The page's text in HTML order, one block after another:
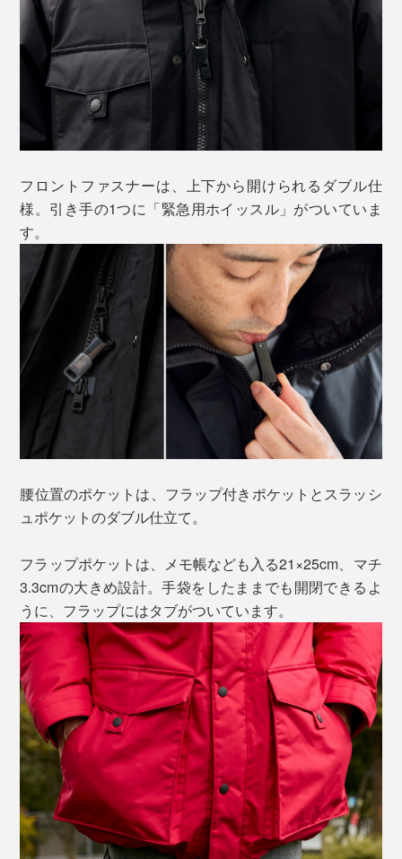
フロントファスナーは、上下から開けられるダブル仕
様。引き手の1つに「緊急用ホイッスル」がついていま
す。
腰位置のポケットは、フラップ付きポケットとスラッシ
ュポケットのダブル仕立て。
フラップポケットは、メモ帳なども入る21×25cm、マチ
3.3cmの大きめ設計。手袋をしたままでも開閉できるよ
うに、フラップにはタブがついています。